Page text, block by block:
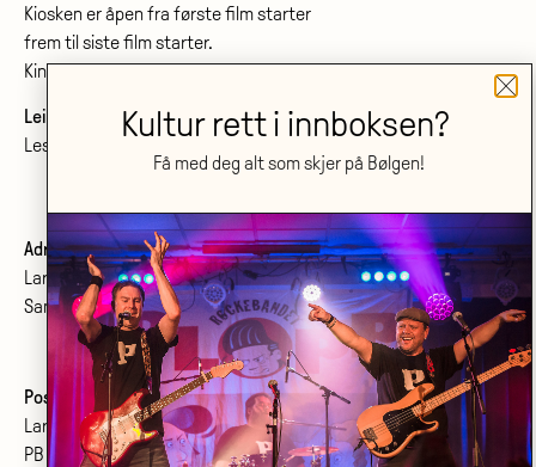
Kiosken er åpen fra første film starter
frem til siste film starter.
Kinoprogram:www.bolgenkino.no
Leie lokale?
Les om konferanser og møtelokaler
Adresse:
Larvik kulturhus Bølgen KF
Sanden 2, 3264 Larvik
Postadresse:
Larvik kulturhus Bølgen KF
PB 2020, 3255 Larvik
Kultur rett i innboksen?
Få med deg alt som skjer på Bølgen!